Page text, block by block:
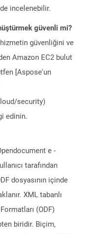
incelenebilir.
güvenli mi?
güvenliğini ve
Amazon EC2 bulut
[Aspose'un
security)
edinin.
e -
tarafından
dosyasının içinde
XML tabanlı
(ODF)
biridir. Biçim,